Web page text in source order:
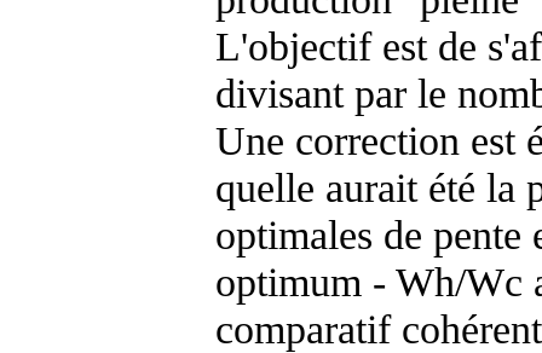
L'objectif est de
divisant par le
Une correction est
quelle aurait été la
optimales de
optimum - Wh/Wc
comparatif